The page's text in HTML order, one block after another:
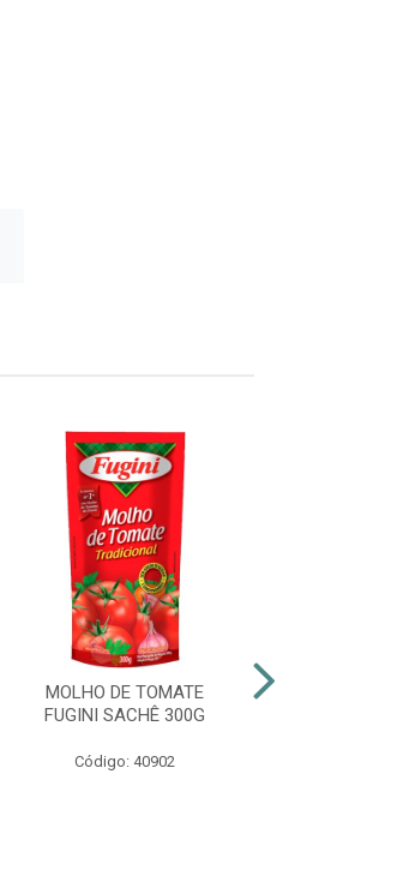
MOLHO DE TOMATE
FUGINI SACHÊ 300G
Código: 40902